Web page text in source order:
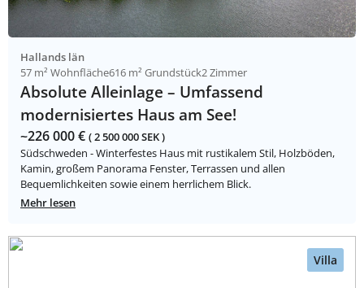
Hallands län
57 m² Wohnfläche616 m² Grundstück2 Zimmer
Absolute Alleinlage – Umfassend
modernisiertes Haus am See!
~226 000 € ( 2 500 000 SEK )
Südschweden - Winterfestes Haus mit rustikalem Stil, Holzböden,
Kamin, großem Panorama Fenster, Terrassen und allen
Bequemlichkeiten sowie einem herrlichem Blick.
Mehr lesen
Villa